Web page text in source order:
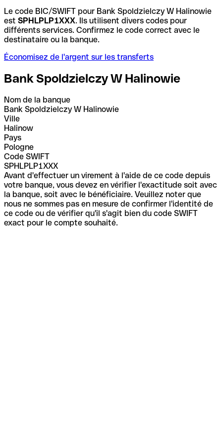
Le code BIC/SWIFT pour Bank Spoldzielczy W Halinowie
est SPHLPLP1XXX. Ils utilisent divers codes pour
différents services. Confirmez le code correct avec le
destinataire ou la banque.
Économisez de l'argent sur les transferts
Bank Spoldzielczy W Halinowie
Nom de la banque
Bank Spoldzielczy W Halinowie
Ville
Halinow
Pays
Pologne
Code SWIFT
SPHLPLP1XXX
Avant d'effectuer un virement à l'aide de ce code depuis
votre banque, vous devez en vérifier l'exactitude soit avec
la banque, soit avec le bénéficiaire. Veuillez noter que
nous ne sommes pas en mesure de confirmer l'identité de
ce code ou de vérifier qu'il s'agit bien du code SWIFT
exact pour le compte souhaité.